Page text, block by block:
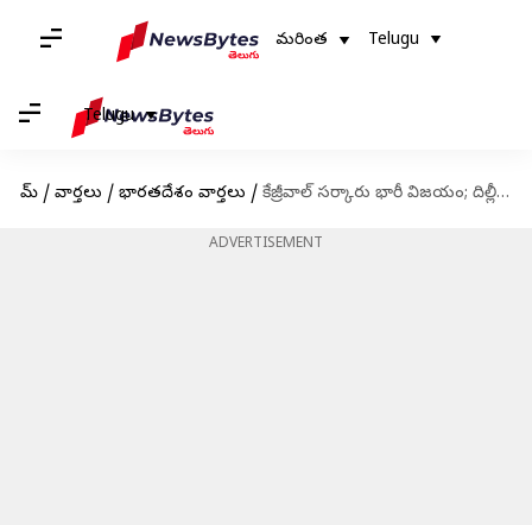
మరింత Telugu
Telugu
హోమ్ / వార్తలు / భారతదేశం వార్తలు / కేజ్రీవాల్ సర్కారు భారీ విజయం; దిల్లీలో పాలనాధికారం రాష్ట్ర ప్రభుత్వాదేనని సుప్రీంకోర్టు తీర్పు
ADVERTISEMENT